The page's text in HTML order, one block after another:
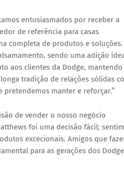
entusiasmados por receber a
de referência para casas
completa de produtos e soluções.
sendo uma adição
aos clientes da Dodge, mantendo
tradição de relações sólidas
manter e reforçar.”
de vender o nosso negócio
foi uma decisão fácil;
excecionais. Amigos que
para as gerações dos